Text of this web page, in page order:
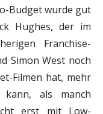
Budget wurde gut
Hughes, der im
Franchise-
Simon West noch
Filmen hat, mehr
als manch
erst mit Low-